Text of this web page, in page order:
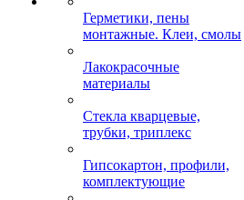
Герметики, пены
монтажные. Клеи, смолы
Лакокрасочные
материалы
Стекла кварцевые,
трубки, триплекс
Гипсокартон, профили,
комплектующие